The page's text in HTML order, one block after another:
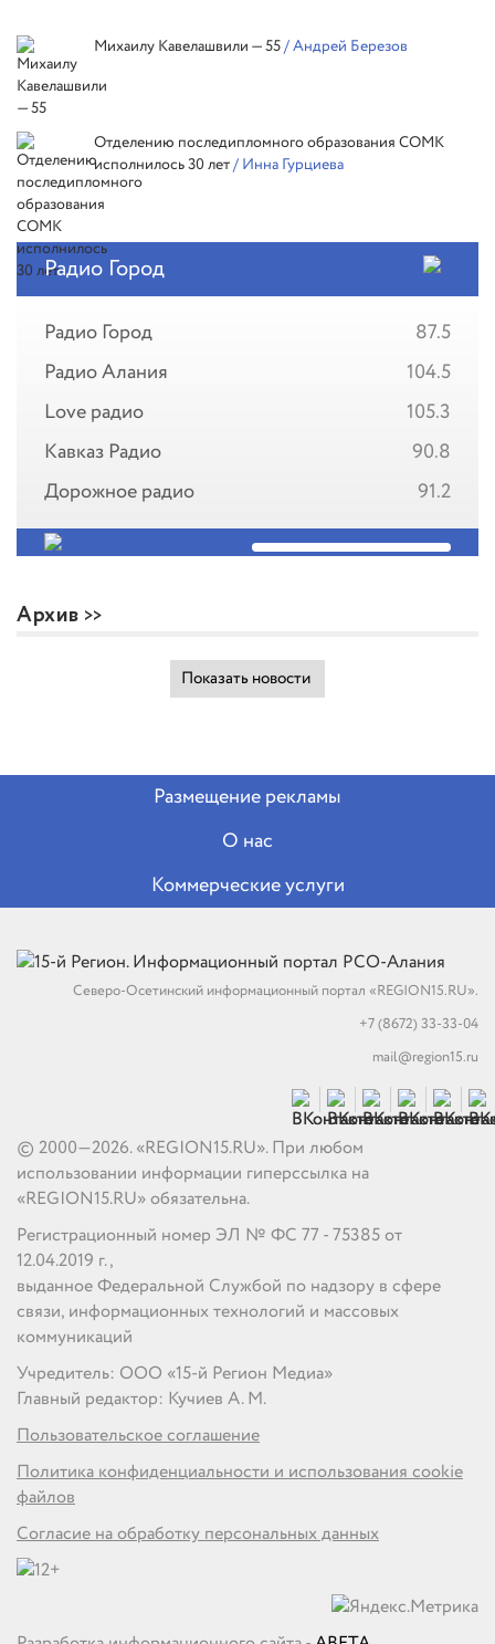
Михаилу Кавелашвили — 55/ Андрей Березов
Отделению последипломного образования СОМК
исполнилось 30 лет/ Инна Гурциева
Радио Город
Радио Город
87.5
Радио Алания
104.5
Love радио
105.3
Кавказ Радио
90.8
Дорожное радио
91.2
Архив
Показать новости
Размещение рекламы
О нас
Коммерческие услуги
Северо-Осетинский информационный портал «REGION15.RU».
+7 (8672) 33-33-04
mail@region15.ru
© 2000—2026. «REGION15.RU». При любом
использовании информации гиперссылка на
«REGION15.RU» обязательна.
Регистрационный номер ЭЛ № ФС 77 - 75385 от
12.04.2019 г.,
выданное Федеральной Службой по надзору в сфере
связи, информационных технологий и массовых
коммуникаций
Учредитель: ООО «15-й Регион Медиа»
Главный редактор: Кучиев А. М.
Пользовательское соглашение
Политика конфиденциальности и использования cookie
файлов
Согласие на обработку персональных данных